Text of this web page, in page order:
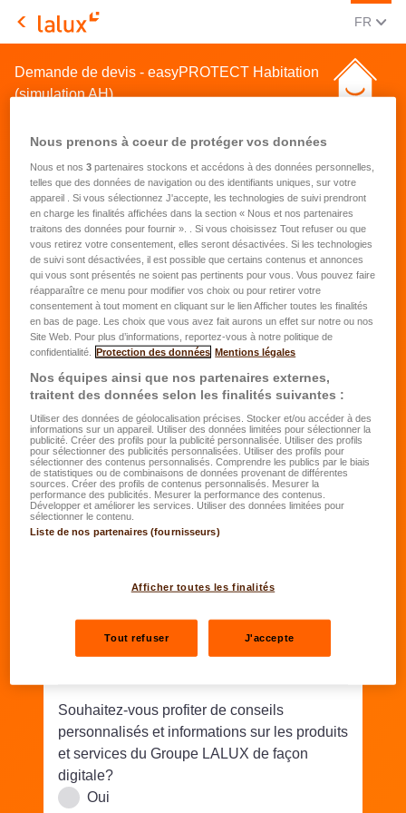
LALUX Assurances
FR
Demande de devis - easyPROTECT Habitation
(simulation AH)
Demande de devis pour une
assurance habitation
Prénom*
Nom*
Date de naissance*
JJ.MM.AAAA
Rue/N°*
Souhaitez-vous profiter de conseils
personnalisés et informations sur les produits
et services du Groupe LALUX de façon
digitale?
Oui
Nous prenons à coeur de protéger vos données
Nous et nos3 partenaires stockons et accédons à des données personnelles,
telles que des données de navigation ou des identifiants uniques, sur votre
appareil . Si vous sélectionnez J'accepte, les technologies de suivi prendront
en charge les finalités affichées dans la section « Nous et nos partenaires
traitons des données pour fournir ». . Si vous choisissez Tout refuser ou que
vous retirez votre consentement, elles seront désactivées. Si les technologies
de suivi sont désactivées, il est possible que certains contenus et annonces
qui vous sont présentés ne soient pas pertinents pour vous. Vous pouvez faire
réapparaître ce menu pour modifier vos choix ou pour retirer votre
consentement à tout moment en cliquant sur le lien Afficher toutes les finalités
en bas de page. Les choix que vous avez fait aurons un effet sur notre ou nos
Site Web. Pour plus d’informations, reportez-vous à notre politique de
confidentialité.
Protection des données Mentions légales
Nos équipes ainsi que nos partenaires externes,
traitent des données selon les finalités suivantes :
Utiliser des données de géolocalisation précises. Stocker et/ou accéder à des
informations sur un appareil. Utiliser des données limitées pour sélectionner la
publicité. Créer des profils pour la publicité personnalisée. Utiliser des profils
pour sélectionner des publicités personnalisées. Utiliser des profils pour
sélectionner des contenus personnalisés. Comprendre les publics par le biais
de statistiques ou de combinaisons de données provenant de différentes
sources. Créer des profils de contenus personnalisés. Mesurer la
performance des publicités. Mesurer la performance des contenus.
Développer et améliorer les services. Utiliser des données limitées pour
sélectionner le contenu.
Liste de nos partenaires (fournisseurs)
Afficher toutes les finalités
Tout refuser J'accepte